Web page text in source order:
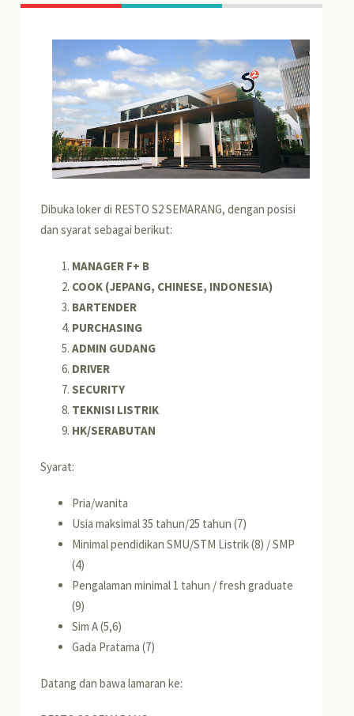
Dibuka loker di RESTO S2 SEMARANG, dengan posisi
dan syarat sebagai berikut:
MANAGER F+ B
COOK (JEPANG, CHINESE, INDONESIA)
BARTENDER
PURCHASING
ADMIN GUDANG
DRIVER
SECURITY
TEKNISI LISTRIK
HK/SERABUTAN
Syarat:
Pria/wanita
Usia maksimal 35 tahun/25 tahun (7)
Minimal pendidikan SMU/STM Listrik (8) / SMP
(4)
Pengalaman minimal 1 tahun / fresh graduate
(9)
Sim A (5,6)
Gada Pratama (7)
Datang dan bawa lamaran ke: